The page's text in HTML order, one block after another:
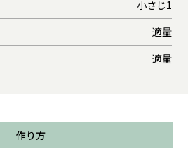
小さじ1
適量
適量
作り方